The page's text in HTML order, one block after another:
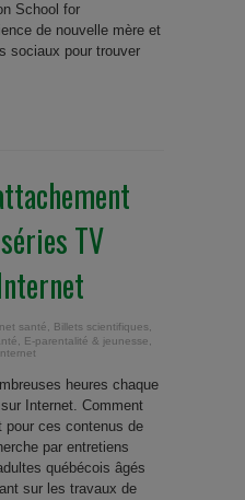
School for
de nouvelle mère et
sociaux pour trouver
TV
santé, Billets scientifiques,
, E-parentalité & jeunesse,
heures chaque
Internet. Comment
pour ces contenus de
par entretiens
québécois âgés
sur les travaux de